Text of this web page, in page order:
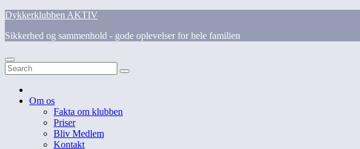
Skip
content
Dykkerklubben AKTIV
Sikkerhed og sammenhold - gode oplevelser for hele familien
Om os
Fakta om klubben
Priser
Bliv Medlem
Kontakt